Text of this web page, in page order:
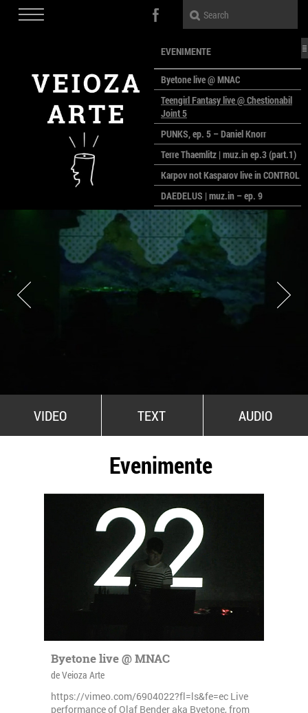
EVENIMENTE
Byetone live @ MNAC
Teengirl Fantasy live @ Chestionabil
Joint 5
PUNKS, ep. 5 – Daniel Knorr
Terre Thaemlitz | muz.in ep.3 (part.1)
Karpov not Kasparov live in CONTROL
DAEDELUS | muz.in – ep. 9
LALELE, LALELE – prima premieră a
anului la MACAZ
CinePOLSKA – filme poloneze la
București
PEOPLE OF ROMANIA se lansează la
galeria Simeza
All Stars For Outernational
VIDEO TEXT AUDIO
Evenimente
Byetone live @ MNAC
de Veioza Arte
https://vimeo.com/6904022?fl=ls&fe=ec Live
performance of Olaf Bender aka Byetone, from